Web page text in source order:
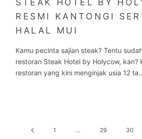
STEAK HOTEL BY
RESMI KANTONGI
HALAL MUI
Kamu pecinta sajian steak? Tentu
restoran Steak Hotel by Holycow, kan?
restoran yang kini menginjak usia 12
1 … 29 30